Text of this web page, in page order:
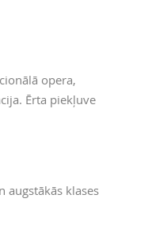
opera,
Ērta piekļuve
augstākās klases